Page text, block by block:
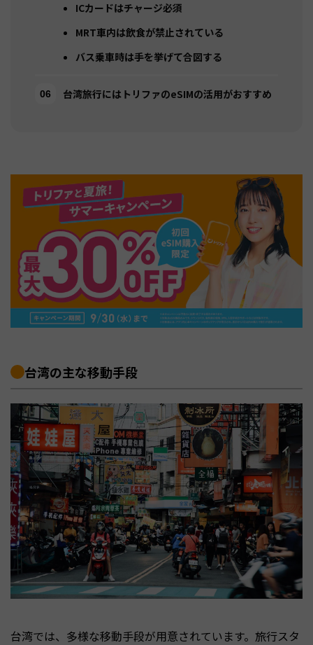
ICカードはチャージ必須
MRT車内は飲食が禁止されている
バス乗車時は手を挙げて合図する
台湾旅行にはトリファのeSIMの活用がおすすめ
台湾の主な移動手段
台湾では、多様な移動手段が用意されています。旅行スタ